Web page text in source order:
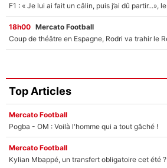
18h00 Mercato Football
Top Articles
Mercato Football
Pogba - OM : Voilà l'homme qui a tout gâché !
Mercato Football
Kylian Mbappé, un transfert obligatoire cet été ?